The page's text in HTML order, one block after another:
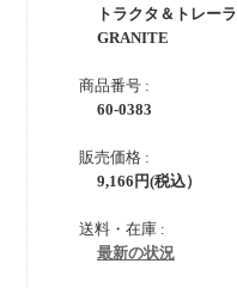
トラクタ＆トレー
GRANITE
商品番号 :
60-0383
販売価格 :
9,166円(税込）
送料・在庫 :
最新の状況